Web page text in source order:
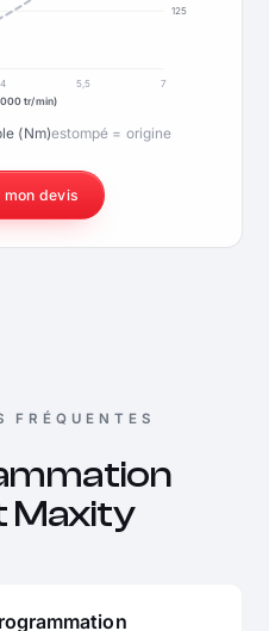
125
4 5,5
7
tr/min)
(Nm)estompé = origine
mon devis
FRÉQUENTES
Maxity